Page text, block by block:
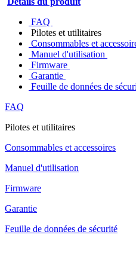
FAQ
Pilotes et utilitaires
Consommables et
Manuel d'utilisation
Firmware
Garantie
Feuille de données de
FAQ
Pilotes et utilitaires
Consommables et accessoires
Manuel d'utilisation
Firmware
Garantie
Feuille de données de sécurité